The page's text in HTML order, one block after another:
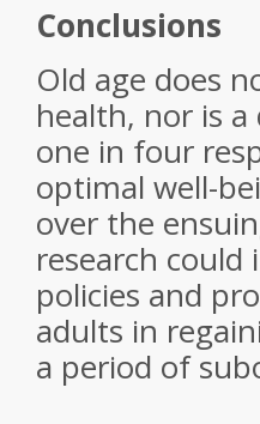
Conclusions
Old age does
health, nor is
one in four
optimal well-
over the
research
policies and
adults in
a period of